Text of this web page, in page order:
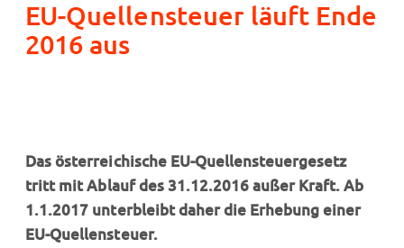
EU-Quellensteuer läuft Ende
2016 aus
Das österreichische EU-Quellensteuergesetz
tritt mit Ablauf des 31.12.2016 außer Kraft. Ab
1.1.2017 unterbleibt daher die Erhebung einer
EU-Quellensteuer.